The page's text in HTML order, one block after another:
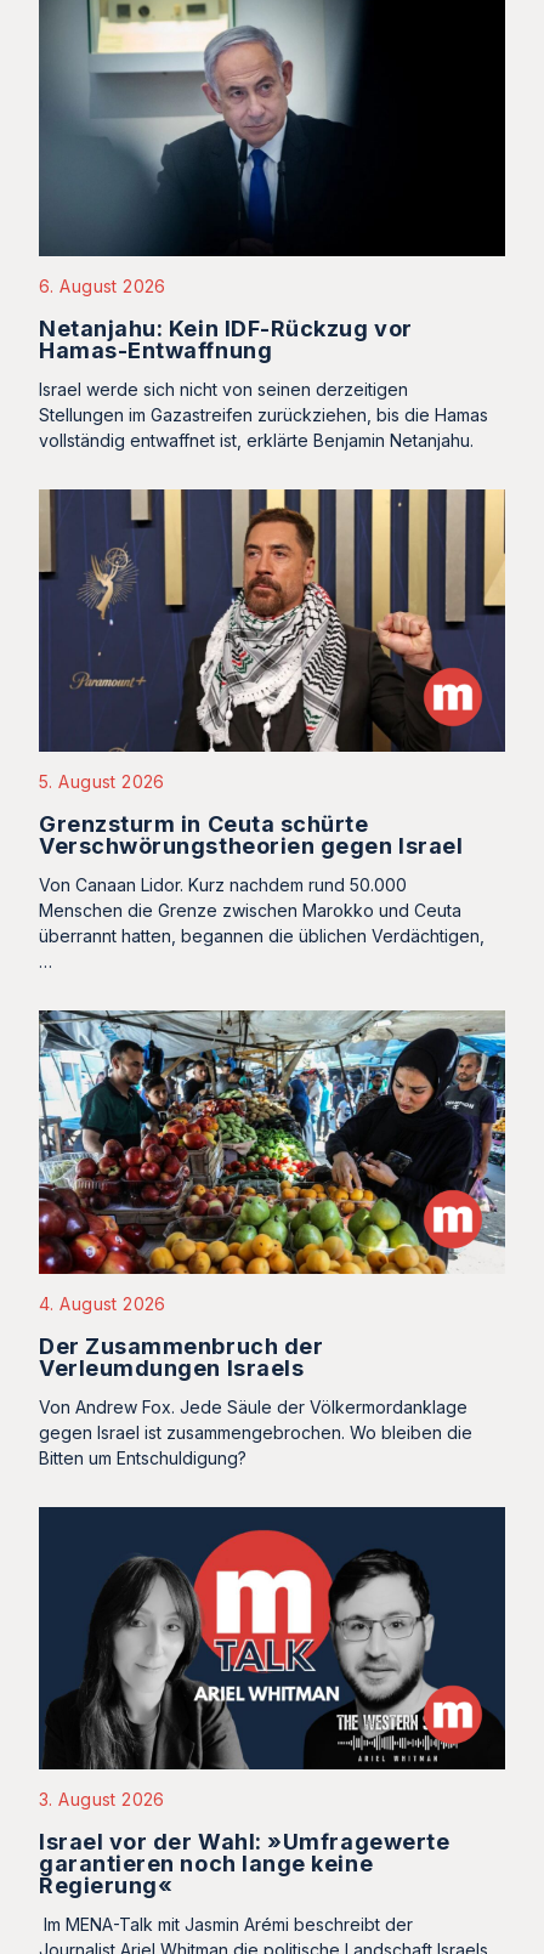
6. August 2026
Netanjahu: Kein IDF-Rückzug vor
Hamas-Entwaffnung
Israel werde sich nicht von seinen derzeitigen
Stellungen im Gazastreifen zurückziehen, bis die Hamas
vollständig entwaffnet ist, erklärte Benjamin Netanjahu.
5. August 2026
Grenzsturm in Ceuta schürte
Verschwörungstheorien gegen Israel
Von Canaan Lidor. Kurz nachdem rund 50.000
Menschen die Grenze zwischen Marokko und Ceuta
überrannt hatten, begannen die üblichen Verdächtigen,
…
4. August 2026
Der Zusammenbruch der
Verleumdungen Israels
Von Andrew Fox. Jede Säule der Völkermordanklage
gegen Israel ist zusammengebrochen. Wo bleiben die
Bitten um Entschuldigung?
3. August 2026
Israel vor der Wahl: »Umfragewerte
garantieren noch lange keine
Regierung«
Im MENA-Talk mit Jasmin Arémi beschreibt der
Journalist Ariel Whitman die politische Landschaft Israels